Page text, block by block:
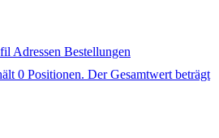
Adressen Bestellungen
0 Positionen. Der Gesamtwert beträgt